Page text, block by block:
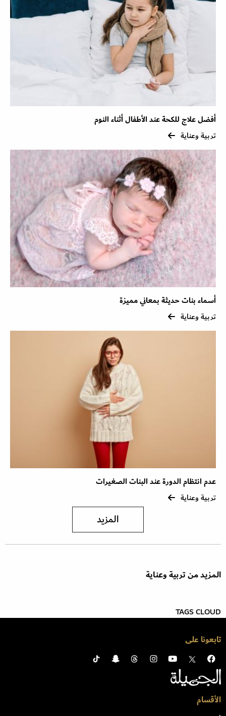
أفضل علاج للكحة عند الأطفال أثناء النوم
تربية وعناية
أسماء بنات حديثة بمعاني مميزة
تربية وعناية
عدم انتظام الدورة عند البنات الصغيرات
تربية وعناية
المزيد
المزيد من تربية وعناية
TAGS CLOUD
تابعونا على
الأقسام